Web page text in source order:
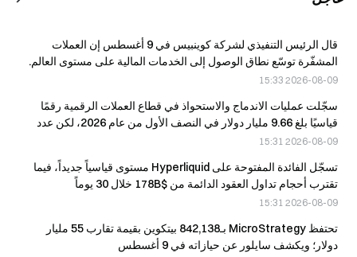
قال الرئيس التنفيذي لشركة كوينبيس في 9 أغسطس إن العملات
المشفّرة توسّع نطاق الوصول إلى الخدمات المالية على مستوى العالم.
2026-08-09 15:33
سجّلت عمليات الاندماج والاستحواذ في قطاع العملات الرقمية رقمًا
قياسيًا بلغ 9.66 مليار دولار في النصف الأول من عام 2026، لكن عدد
الصفقات انخفض بنسبة 25% إلى 87 صفقة.
2026-08-09 15:31
تسجّل الفائدة المفتوحة على Hyperliquid مستوى قياسياً جديداً، فيما
تقترب أحجام تداول العقود الدائمة من $178B خلال 30 يوماً
2026-08-09 15:31
تحتفظ MicroStrategy بـ842,138 بيتكوين بقيمة تقارب 55 مليار
دولار؛ ويكشف سايلور عن حيازاته في 9 أغسطس